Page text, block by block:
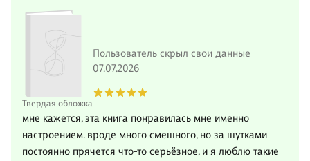
Твердая обложка
Пользователь скрыл свои данные
07.07.2026
мне кажется, эта книга понравилась мне именно
настроением. вроде много смешного, но за шутками
постоянно прячется что-то серьёзное, и я люблю такие